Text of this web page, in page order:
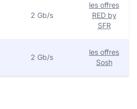
2 Gb/s
les offres
RED by
SFR
2 Gb/s
les offres
Sosh